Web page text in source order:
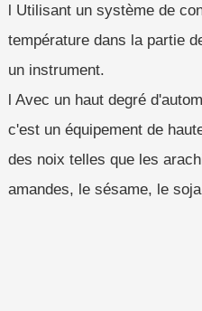
l Utilisant un système de
température dans la partie
un instrument.
l Avec un haut degré
c'est un équipement de
des noix telles que les
amandes, le sésame, le